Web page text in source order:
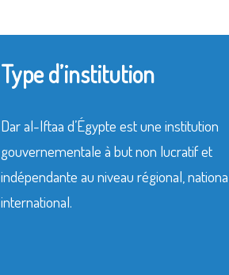
Type d’institution
Dar al-Iftaa d’Égypte est une institution
gouvernementale à but non lucratif et
indépendante au niveau régional,
international.